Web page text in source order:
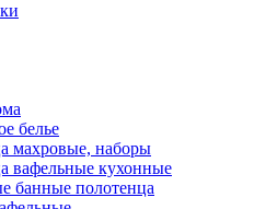
белье
махровые, наборы
вафельные кухонные
банные полотенца